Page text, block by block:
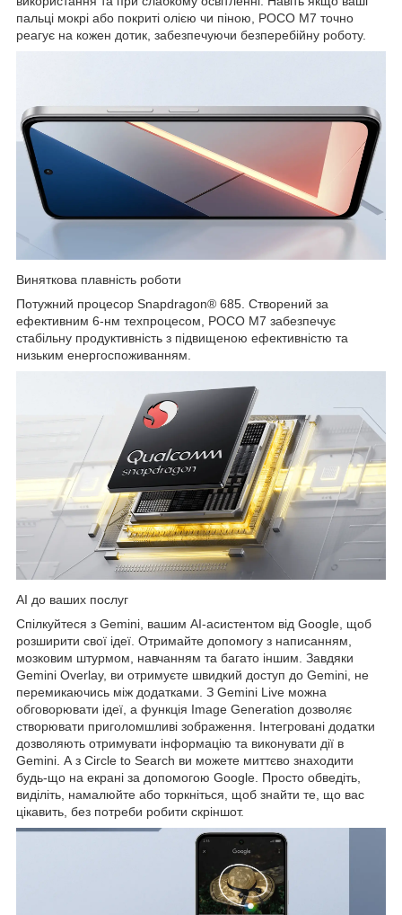
пальці мокрі або покриті олією чи піною, POCO M7 точно
реагує на кожен дотик, забезпечуючи безперебійну роботу.
Виняткова плавність роботи
Потужний процесор Snapdragon® 685. Створений за
ефективним 6-нм техпроцесом, POCO M7 забезпечує
стабільну продуктивність з підвищеною ефективністю та
низьким енергоспоживанням.
AI до ваших послуг
Спілкуйтеся з Gemini, вашим AI-асистентом від Google, щоб
розширити свої ідеї. Отримайте допомогу з написанням,
мозковим штурмом, навчанням та багато іншим. Завдяки
Gemini Overlay, ви отримуєте швидкий доступ до Gemini, не
перемикаючись між додатками. З Gemini Live можна
обговорювати ідеї, а функція Image Generation дозволяє
створювати приголомшливі зображення. Інтегровані додатки
дозволяють отримувати інформацію та виконувати дії в
Gemini. А з Circle to Search ви можете миттєво знаходити
будь-що на екрані за допомогою Google. Просто обведіть,
виділіть, намалюйте або торкніться, щоб знайти те, що вас
цікавить, без потреби робити скріншот.